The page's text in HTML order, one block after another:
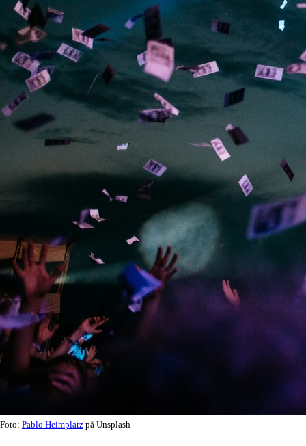
Foto: Pablo Heimplatz på Unsplash